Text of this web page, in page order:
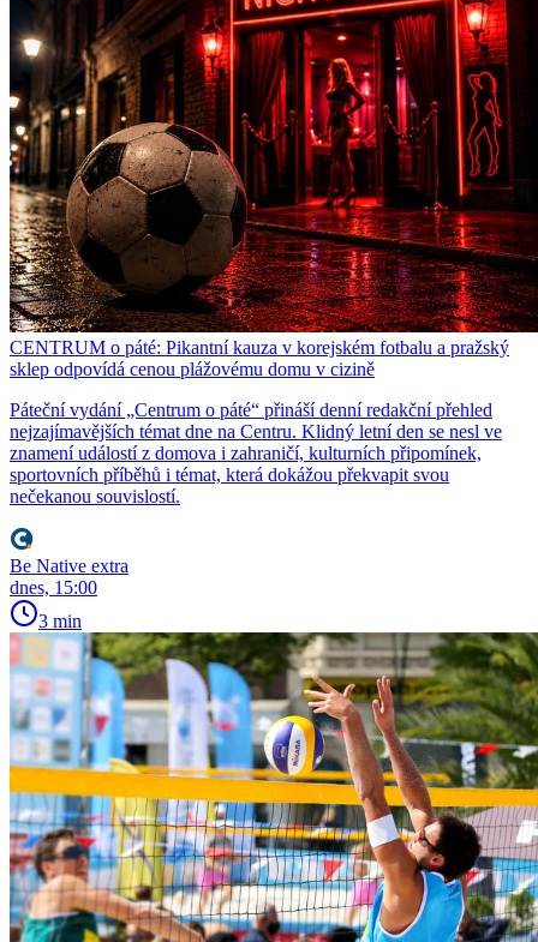
CENTRUM o páté: Pikantní kauza v korejském fotbalu a pražský
sklep odpovídá cenou plážovému domu v cizině
Páteční vydání „Centrum o páté“ přináší denní redakční přehled
nejzajímavějších témat dne na Centru. Klidný letní den se nesl ve
znamení událostí z domova i zahraničí, kulturních připomínek,
sportovních příběhů i témat, která dokážou překvapit svou
nečekanou souvislostí.
Be Native extra
dnes, 15:00
3 min